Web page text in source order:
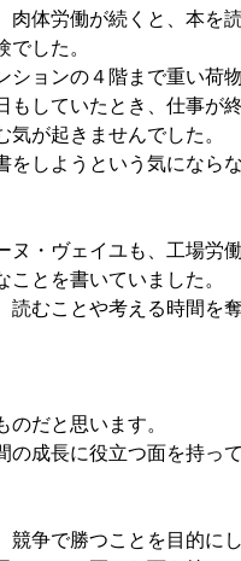
体労働が続くと、本を
した。
ョンの４階まで重い荷
もしていたとき、仕事が
が起きませんでした。
しようという気になら
・ヴェイユも、工場労
とを書いていました。
むことや考える時間を
だと思います。
成長に役立つ面を持っ
争で勝つことを目的に